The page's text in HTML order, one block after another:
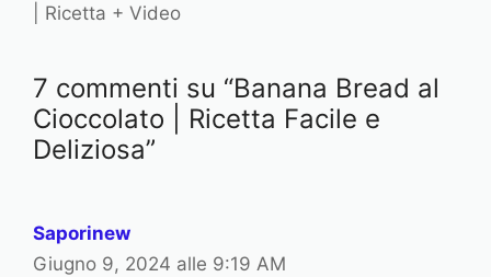
o
e
| Ricetta + Video
7 commenti su “Banana Bread al
Cioccolato | Ricetta Facile e
Deliziosa”
Saporinew
Giugno 9, 2024 alle 9:19 AM